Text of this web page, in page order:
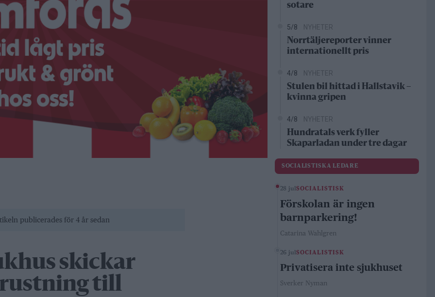
publicerades för 4 år sedan
skickar
till
sotare
5/8 NYHETER
Norrtäljereporter vinner
internationellt pris
4/8 NYHETER
Stulen bil hittad i Hallstavik –
kvinna gripen
4/8 NYHETER
Hundratals verk fyller
Skaparladan under tre dagar
SOCIALISTISKA LEDARE
28 julSOCIALISTISK
Förskolan är ingen
barnparkering!
Catarina Wahlgren
26 julSOCIALISTISK
Privatisera inte sjukhuset
Sverker Nyman